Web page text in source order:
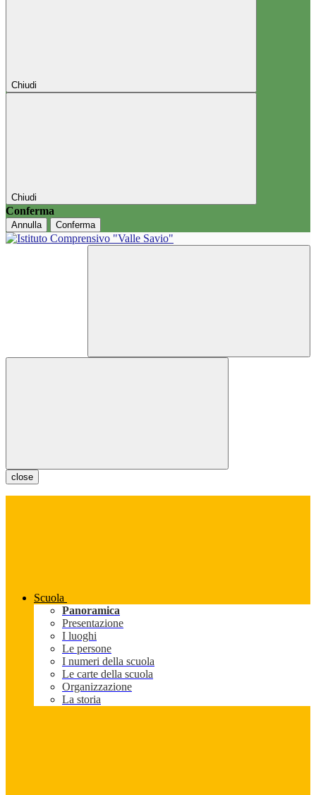
Chiudi
Chiudi
Conferma
Annulla Conferma
close
Scuola
Panoramica
Presentazione
I luoghi
Le persone
I numeri della scuola
Le carte della scuola
Organizzazione
La storia